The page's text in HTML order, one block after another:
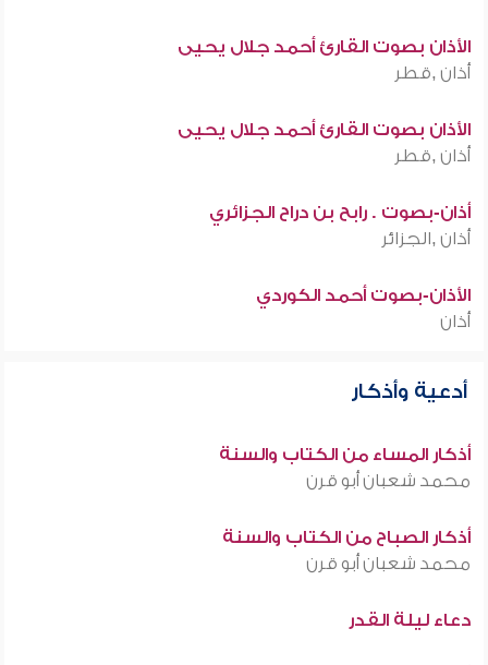
الأذان بصوت القارئ أحمد جلال يحيى
أذان ,قطر
الأذان بصوت القارئ أحمد جلال يحيى
أذان ,قطر
أذان-بصوت . رابح بن دراح الجزائري
أذان ,الجزائر
الأذان-بصوت أحمد الكوردي
أذان
أدعية وأذكار
أذكار المساء من الكتاب والسنة
محمد شعبان أبو قرن
أذكار الصباح من الكتاب والسنة
محمد شعبان أبو قرن
دعاء ليلة القدر